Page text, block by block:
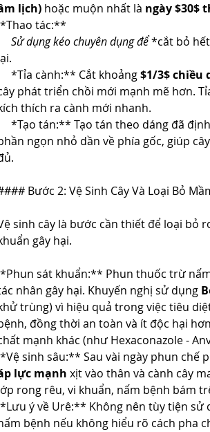
lịch) hoặc muộn nhất là ngày $30$
*Thao tác:**
Sử dụng kéo chuyên dụng để *cắt bỏ
*Tỉa cành:** Cắt khoảng $1/3$ chiều
phát triển chồi mới mạnh mẽ hơn.
thích ra cành mới nhanh.
*Tạo tán:** Tạo tán theo dáng đã
ngọn nhỏ dần về phía gốc, giúp
Bước 2: Vệ Sinh Cây Và Loại Bỏ
sinh cây là bước cần thiết để loại bỏ
gây hại.
*Phun sát khuẩn:** Phun thuốc trừ
nhân gây hại. Khuyến nghị sử dụng
trùng) vì hiệu quả trong việc tiêu
đồng thời an toàn và ít độc hại
mạnh khác (như Hexaconazole -
*Vệ sinh sâu:** Sau vài ngày phun chế
lực mạnh xịt vào thân và cành cây
rong rêu, vi khuẩn, nấm bệnh bám
*Lưu ý về Urê:** Không nên tùy tiện sử
bệnh nếu không hiểu rõ cách pha